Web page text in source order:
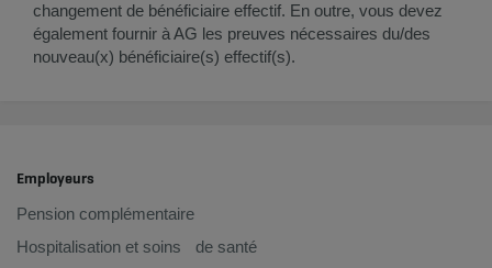
changement de bénéficiaire effectif. En outre, vous devez
également fournir à AG les preuves nécessaires du/des
nouveau(x) bénéficiaire(s) effectif(s).
Employeurs
Pension complémentaire
Hospitalisation et soins de santé